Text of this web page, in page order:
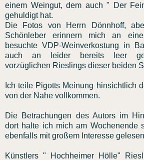
einem Weingut, dem auch " Der
gehuldigt hat.
Die Fotos von Herrn Dönnhoff,
Schönleber erinnern mich an
besuchte VDP-Weinverkostung in
auch an leider bereits leer
vorzüglichen Rieslings dieser beiden
Ich teile Pigotts Meinung hinsichtlich
von der Nahe vollkommen.
Die Betrachungen des Autors im
dort halte ich mich am Wochenende
ebenfalls mit großem Interesse
Künstlers " Hochheimer Hölle"